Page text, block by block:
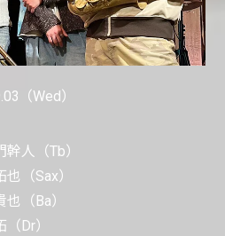
（Wed）
幹人（Tb）
也（Sax）
也（Ba）
Dr）